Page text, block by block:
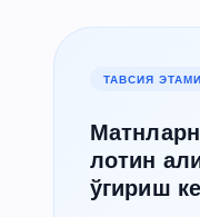
ТАВСИЯ
лотин
ўгириш